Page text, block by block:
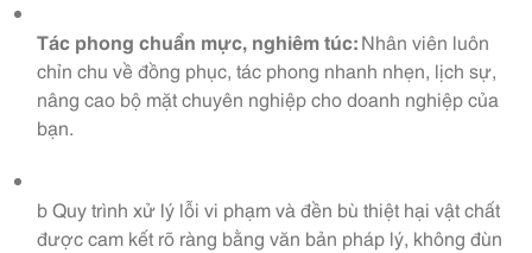
Tác phong chuẩn mực, nghiêm túc:Nhân viên luôn
chỉn chu về đồng phục, tác phong nhanh nhẹn, lịch sự,
nâng cao bộ mặt chuyên nghiệp cho doanh nghiệp của
bạn.
b Quy trình xử lý lỗi vi phạm và đền bù thiệt hại vật chất
được cam kết rõ ràng bằng văn bản pháp lý, không đùn